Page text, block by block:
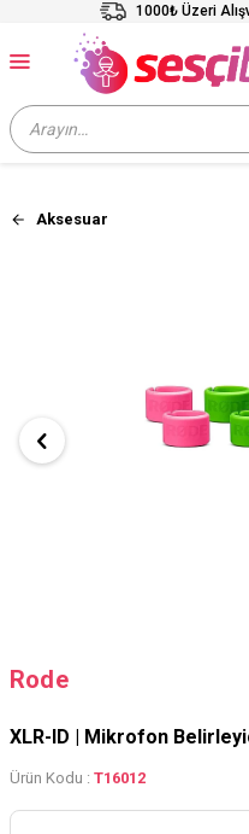
1000₺ Üzeri
Aksesuar
Rode
XLR-ID | Mikrofon
Ürün Kodu : T16012